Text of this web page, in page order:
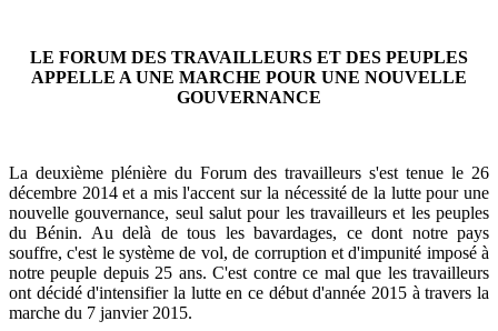
LE FORUM DES TRAVAILLEURS ET DES PEUPLES
APPELLE A UNE MARCHE POUR UNE NOUVELLE
GOUVERNANCE
La deuxième plénière du Forum des travailleurs s'est tenue le 26
décembre 2014 et a mis l'accent sur la nécessité de la lutte pour une
nouvelle gouvernance, seul salut pour les travailleurs et les peuples
du Bénin. Au delà de tous les bavardages, ce dont notre pays
souffre, c'est le système de vol, de corruption et d'impunité imposé à
notre peuple depuis 25 ans. C'est contre ce mal que les travailleurs
ont décidé d'intensifier la lutte en ce début d'année 2015 à travers la
marche du 7 janvier 2015.